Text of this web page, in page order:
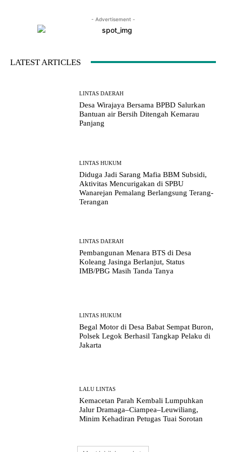
- Advertisement -
LATEST ARTICLES
LINTAS DAERAH
Desa Wirajaya Bersama BPBD Salurkan
Bantuan air Bersih Ditengah Kemarau
Panjang
LINTAS HUKUM
Diduga Jadi Sarang Mafia BBM Subsidi,
Aktivitas Mencurigakan di SPBU
Wanarejan Pemalang Berlangsung Terang-
Terangan
LINTAS DAERAH
Pembangunan Menara BTS di Desa
Koleang Jasinga Berlanjut, Status
IMB/PBG Masih Tanda Tanya
LINTAS HUKUM
Begal Motor di Desa Babat Sempat Buron,
Polsek Legok Berhasil Tangkap Pelaku di
Jakarta
LALU LINTAS
Kemacetan Parah Kembali Lumpuhkan
Jalur Dramaga–Ciampea–Leuwiliang,
Minim Kehadiran Petugas Tuai Sorotan